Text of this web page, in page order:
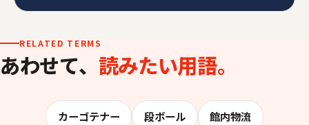
RELATED TERMS
あわせて、 読みたい用語。
カーゴテナー 段ボール 館内物流